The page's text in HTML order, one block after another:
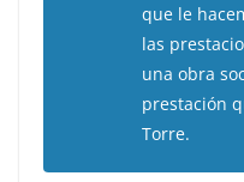
que le
las
una obra
prestación
Torre.